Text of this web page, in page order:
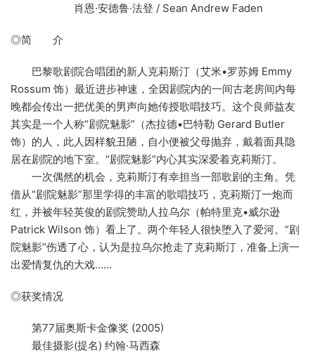
肖恩·安德鲁·法登 / Sean Andrew Faden
◎简 介
巴黎歌剧院合唱团的新人克莉斯汀（艾米•罗苏姆 Emmy
Rossum 饰）最近进步神速，全因剧院内的一间古老房间内每
晚都会传出一把优美的男声向她传授歌唱技巧。这个良师益友
其实是一个人称“剧院魅影”（杰拉德•巴特勒 Gerard Butler
饰）的人，此人因样貌丑陋，自小便被父母抛弃，戴着面具隐
居在剧院的地下室。“剧院魅影”内心其实深爱着克莉斯汀。
一次偶然的机会，克莉斯汀有幸担当一部歌剧的主角。凭
借从“剧院魅影”那里学得的丰富的歌唱技巧，克莉斯汀一炮而
红，并被年轻英俊的剧院赞助人拉乌尔（帕特里克•威尔逊
Patrick Wilson 饰）看上了。两个年轻人很快堕入了爱河。“剧
院魅影”伤透了心，认为是拉乌尔抢走了克莉斯汀，准备上演一
出爱情复仇的大戏……
◎获奖情况
第77届奥斯卡金像奖 (2005)
最佳摄影(提名) 约翰·马西森